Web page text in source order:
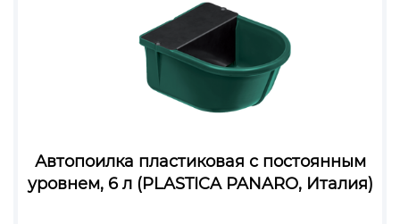
Автопоилка пластиковая с постоянным
уровнем, 6 л (PLASTICA PANARO, Италия)